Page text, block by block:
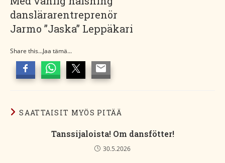
danslärarentreprenör
Jarmo ”Jaska” Leppäkari
Share this...Jaa tämä...
SAATTAISIT MYÖS PITÄÄ
Tanssijaloista! Om dansfötter!
30.5.2026